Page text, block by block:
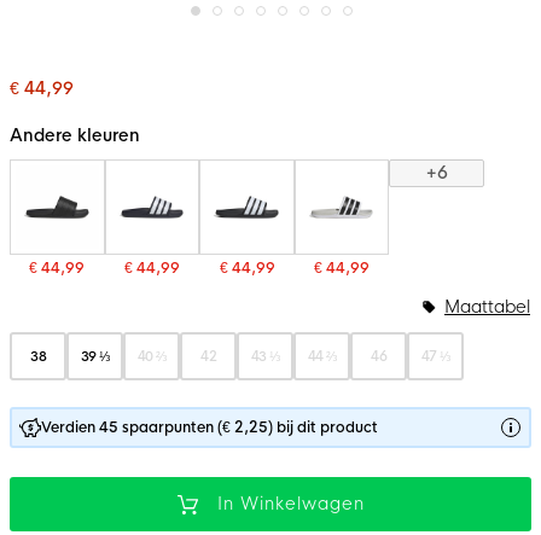
begin
de
€ 44,99
Andere kleuren
€ 44,99 € 44,99 € 44,99 € 44,99
+6
38 39 ⅓ 40 ⅔ 42 43 ⅓ 44 ⅔ 46 47 ⅓
Maattabel
Verdien 45 spaarpunten (€ 2,25) bij dit product
In Winkelwagen